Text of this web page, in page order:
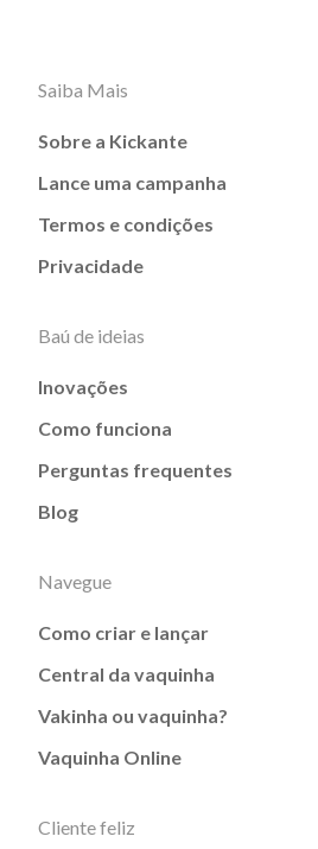
Saiba Mais
Sobre a Kickante
Lance uma campanha
Termos e condições
Privacidade
Baú de ideias
Inovações
Como funciona
Perguntas frequentes
Blog
Navegue
Como criar e lançar
Central da vaquinha
Vakinha ou vaquinha?
Vaquinha Online
Cliente feliz